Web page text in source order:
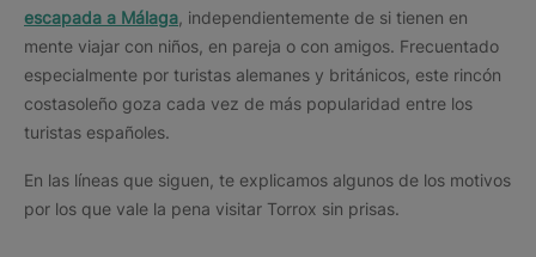
escapada a Málaga , independientemente de si tienen en
mente viajar con niños, en pareja o con amigos. Frecuentado
especialmente por turistas alemanes y británicos, este rincón
costasoleño goza cada vez de más popularidad entre los
turistas españoles.
En las líneas que siguen, te explicamos algunos de los motivos
por los que vale la pena visitar Torrox sin prisas.